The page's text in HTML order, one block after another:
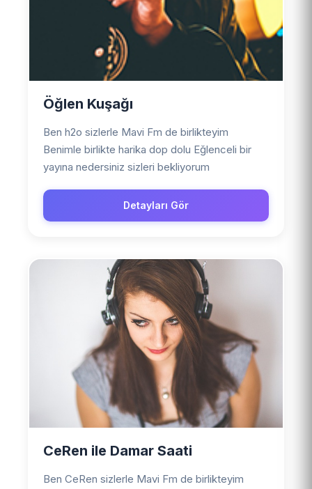
Öğlen Kuşağı
Ben h2o sizlerle Mavi Fm de birlikteyim
Benimle birlikte harika dop dolu Eğlenceli bir
yayına nedersiniz sizleri bekliyorum
Detayları Gör
CeRen ile Damar Saati
Ben CeRen sizlerle Mavi Fm de birlikteyim